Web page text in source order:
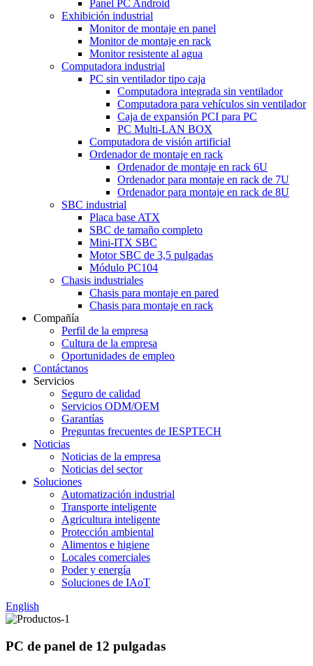
Panel PC Android
Exhibición industrial
Monitor de montaje en panel
Monitor de montaje en rack
Monitor resistente al agua
Computadora industrial
PC sin ventilador tipo caja
Computadora integrada sin ventilador
Computadora para vehículos sin ventilador
Caja de expansión PCI para PC
PC Multi-LAN BOX
Computadora de visión artificial
Ordenador de montaje en rack
Ordenador de montaje en rack 6U
Ordenador para montaje en rack de 7U
Ordenador para montaje en rack de 8U
SBC industrial
Placa base ATX
SBC de tamaño completo
Mini-ITX SBC
Motor SBC de 3,5 pulgadas
Módulo PC104
Chasis industriales
Chasis para montaje en pared
Chasis para montaje en rack
Compañía
Perfil de la empresa
Cultura de la empresa
Oportunidades de empleo
Contáctanos
Servicios
Seguro de calidad
Servicios ODM/OEM
Garantías
Preguntas frecuentes de IESPTECH
Noticias
Noticias de la empresa
Noticias del sector
Soluciones
Automatización industrial
Transporte inteligente
Agricultura inteligente
Protección ambiental
Alimentos e higiene
Locales comerciales
Poder y energía
Soluciones de IAoT
English
PC de panel de 12 pulgadas